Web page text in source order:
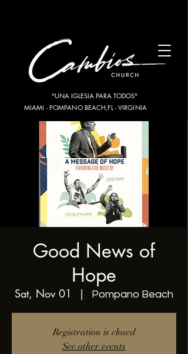
"UNA IGLESIA PARA TODOS"
MIAMI - POMPANO BEACH,FL - VIRGINIA
Good News of
Hope
Sat, Nov 01
  |
Pompano Beach
Registration is closed
See other events